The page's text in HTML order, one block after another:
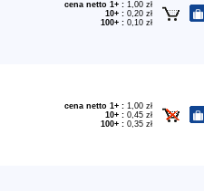
cena netto 1+ : 1,00 zł
10+ : 0,20 zł
100+ : 0,10 zł
cena netto 1+ : 1,00 zł
10+ : 0,45 zł
100+ : 0,35 zł